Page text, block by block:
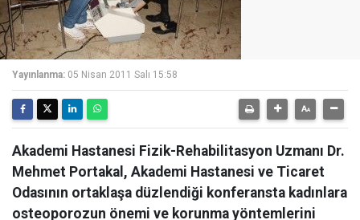
Yayınlanma: 05 Nisan 2011 Salı 15:58
Akademi Hastanesi Fizik-Rehabilitasyon Uzmanı Dr.
Mehmet Portakal, Akademi Hastanesi ve Ticaret
Odasının ortaklaşa düzlendiği konferansta kadınlara
osteoporozun önemi ve korunma yöntemlerini